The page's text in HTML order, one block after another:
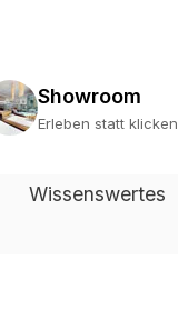
Showroom
Erleben statt klicken
Wissenswertes